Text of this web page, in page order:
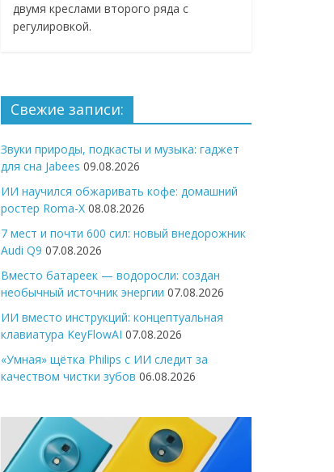
двумя креслами второго ряда с
регулировкой.
Свежие записи:
Звуки природы, подкасты и музыка: гаджет
для сна Jabees 09.08.2026
ИИ научился обжаривать кофе: домашний
ростер Roma-X 08.08.2026
7 мест и почти 600 сил: новый внедорожник
Audi Q9 07.08.2026
Вместо батареек — водоросли: создан
необычный источник энергии 07.08.2026
ИИ вместо инструкций: концептуальная
клавиатура KeyFlowAI 07.08.2026
«Умная» щётка Philips с ИИ следит за
качеством чистки зубов 06.08.2026